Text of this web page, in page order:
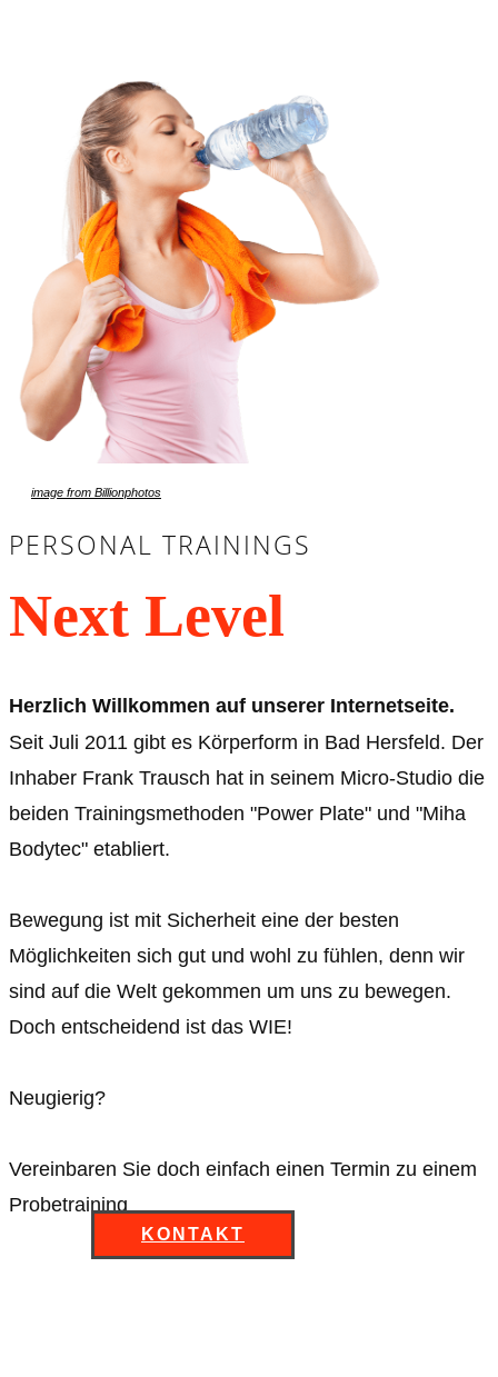
image f​rom Billionphotos
PERSONAL TRAININGS
Next Level
Herzlich Willkommen auf unserer Internetseite.
Seit Juli 2011 gibt es Körperform in Bad Hersfeld. Der
Inhaber Frank Trausch hat in seinem Micro-Studio die
beiden Trainingsmethoden "Power Plate" und "Miha
Bodytec" etabliert.
Bewegung ist mit Sicherheit eine der besten
Möglichkeiten sich gut und wohl zu fühlen, denn wir
sind auf die Welt gekommen um uns zu bewegen.
Doch entscheidend ist das WIE!
Neugierig?
Vereinbaren Sie doch einfach einen Termin zu einem
Probetraining
KONTAKT